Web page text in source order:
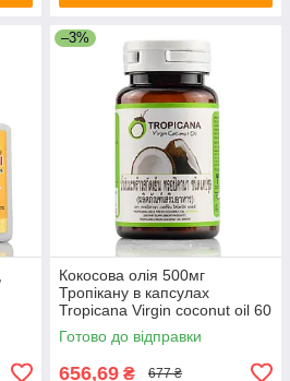
–3%
Кокосова олія 500мг
Тропікану в капсулах
Tropicana Virgin coconut oil 60
капсул
Готово до відправки
656,69 ₴ 677 ₴